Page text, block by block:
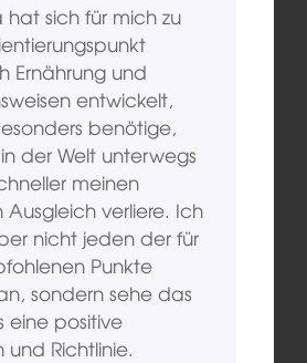
sich für mich zu
Ernährung und
entwickelt,
benötige,
der Welt unterwegs
meinen
verliere. Ich
nicht jeden der für
Punkte
sondern sehe das
eine positive
und Richtlinie.